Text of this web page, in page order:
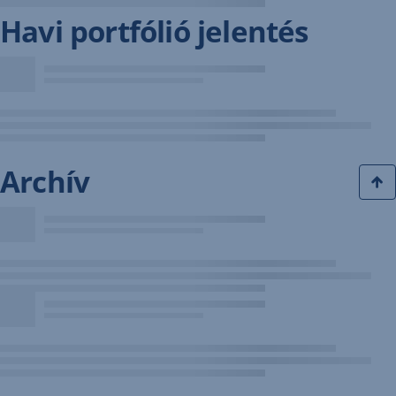
Havi portfólió jelentés
Archív